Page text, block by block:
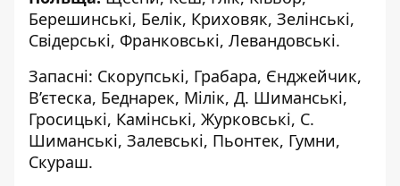
Берешинські, Белік, Криховяк, Зелінські,
Свідерські, Франковські, Левандовські.
Запасні: Скорупські, Грабара, Єнджейчик,
В’єтеска, Беднарек, Мілік, Д. Шиманські,
Гросицькі, Камінські, Журковські, С.
Шиманські, Залевські, Пьонтек, Гумни,
Скураш.